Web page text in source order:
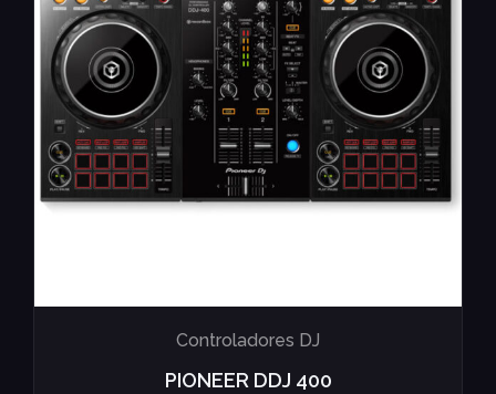
Controladores DJ
PIONEER DDJ 400